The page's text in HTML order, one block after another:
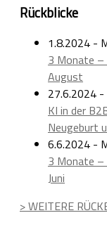
Rückblicke
1.8.2024 -
3 Monate –
August
27.6.2024 -
KI in der
Neugeburt
6.6.2024 -
3 Monate –
Juni
> WEITERE